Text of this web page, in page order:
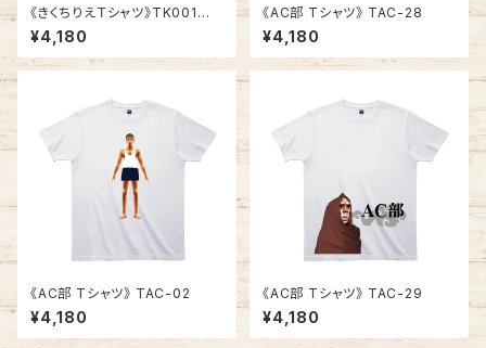
《きくちりえＴシャツ》TK001
／ ツバメ1
¥4,180
《AC部 Tシャツ》 TAC-28
¥4,180
《AC部 Tシャツ》 TAC-02
¥4,180
《AC部 Tシャツ》 TAC-29
¥4,180